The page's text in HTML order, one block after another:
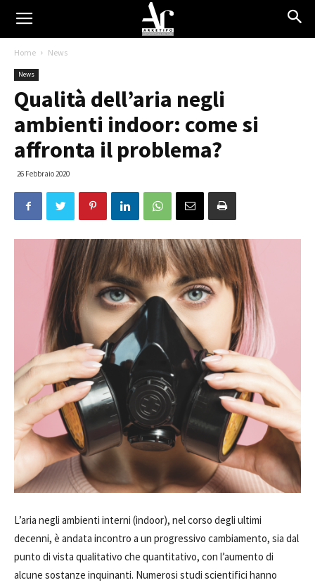
Home News
News
Qualità dell’aria negli
ambienti indoor: come si
affronta il problema?
26 Febbraio 2020
L’aria negli ambienti interni (indoor), nel corso degli ultimi
decenni, è andata incontro a un progressivo cambiamento, sia dal
punto di vista qualitativo che quantitativo, con l’aumento di
alcune sostanze inquinanti. Numerosi studi scientifici hanno